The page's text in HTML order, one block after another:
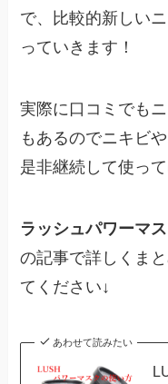
で、比較的新しい
っていきます！
実際に口コミでも
もあるのでニキビ
是非継続して使っ
ラッシュパワーマ
の記事で詳しくま
てください↓
あわせて読みたい